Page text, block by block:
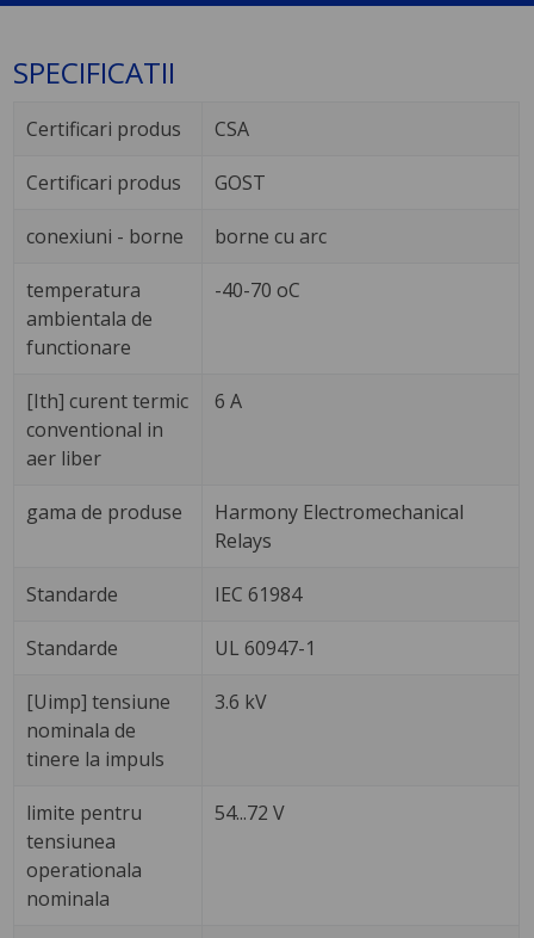
SPECIFICATII
Certificari produs CSA
Certificari produs GOST
conexiuni - borne borne cu arc
temperatura
ambientala de
functionare
-40-70 oC
[Ith] curent termic
conventional in
aer liber
6 A
gama de produse
Harmony Electromechanical
Relays
Standarde IEC 61984
Standarde UL 60947-1
[Uimp] tensiune
nominala de
tinere la impuls
3.6 kV
limite pentru
tensiunea
operationala
nominala
54...72 V